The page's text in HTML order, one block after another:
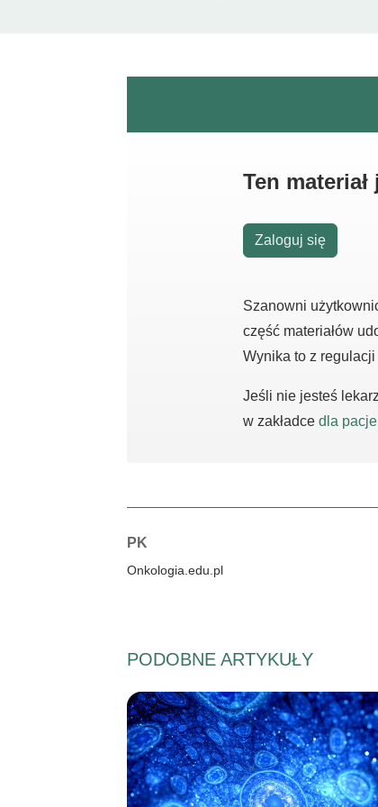
Ten
Zaloguj się
Szanowni
część materiałów
Wynika to z
Jeśli nie jesteś
w zakładce dla
Autorzy:
PK
Onkologia.edu.pl
PODOBNE ARTYKUŁY